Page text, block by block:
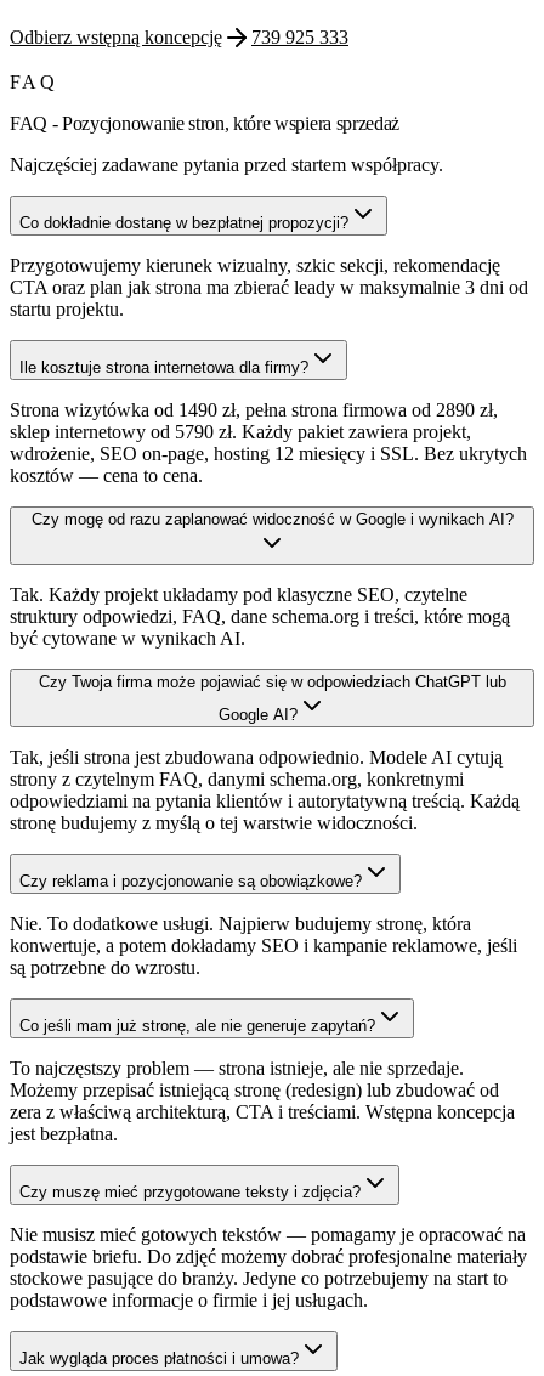
Odbierz wstępną koncepcję 739 925 333
FAQ
FAQ - Pozycjonowanie stron, które wspiera sprzedaż
Najczęściej zadawane pytania przed startem współpracy.
Co dokładnie dostanę w bezpłatnej propozycji?
Przygotowujemy kierunek wizualny, szkic sekcji, rekomendację
CTA oraz plan jak strona ma zbierać leady w maksymalnie 3 dni od
startu projektu.
Ile kosztuje strona internetowa dla firmy?
Strona wizytówka od 1490 zł, pełna strona firmowa od 2890 zł,
sklep internetowy od 5790 zł. Każdy pakiet zawiera projekt,
wdrożenie, SEO on-page, hosting 12 miesięcy i SSL. Bez ukrytych
kosztów — cena to cena.
Czy mogę od razu zaplanować widoczność w Google i wynikach AI?
Tak. Każdy projekt układamy pod klasyczne SEO, czytelne
struktury odpowiedzi, FAQ, dane schema.org i treści, które mogą
być cytowane w wynikach AI.
Czy Twoja firma może pojawiać się w odpowiedziach ChatGPT lub
Google AI?
Tak, jeśli strona jest zbudowana odpowiednio. Modele AI cytują
strony z czytelnym FAQ, danymi schema.org, konkretnymi
odpowiedziami na pytania klientów i autorytatywną treścią. Każdą
stronę budujemy z myślą o tej warstwie widoczności.
Czy reklama i pozycjonowanie są obowiązkowe?
Nie. To dodatkowe usługi. Najpierw budujemy stronę, która
konwertuje, a potem dokładamy SEO i kampanie reklamowe, jeśli
są potrzebne do wzrostu.
Co jeśli mam już stronę, ale nie generuje zapytań?
To najczęstszy problem — strona istnieje, ale nie sprzedaje.
Możemy przepisać istniejącą stronę (redesign) lub zbudować od
zera z właściwą architekturą, CTA i treściami. Wstępna koncepcja
jest bezpłatna.
Czy muszę mieć przygotowane teksty i zdjęcia?
Nie musisz mieć gotowych tekstów — pomagamy je opracować na
podstawie briefu. Do zdjęć możemy dobrać profesjonalne materiały
stockowe pasujące do branży. Jedyne co potrzebujemy na start to
podstawowe informacje o firmie i jej usługach.
Jak wygląda proces płatności i umowa?